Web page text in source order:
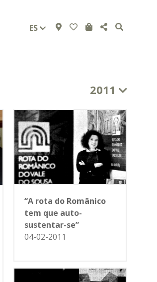
ES
2011
“A rota do Românico
tem que auto-
sustentar-se”
04-02-2011